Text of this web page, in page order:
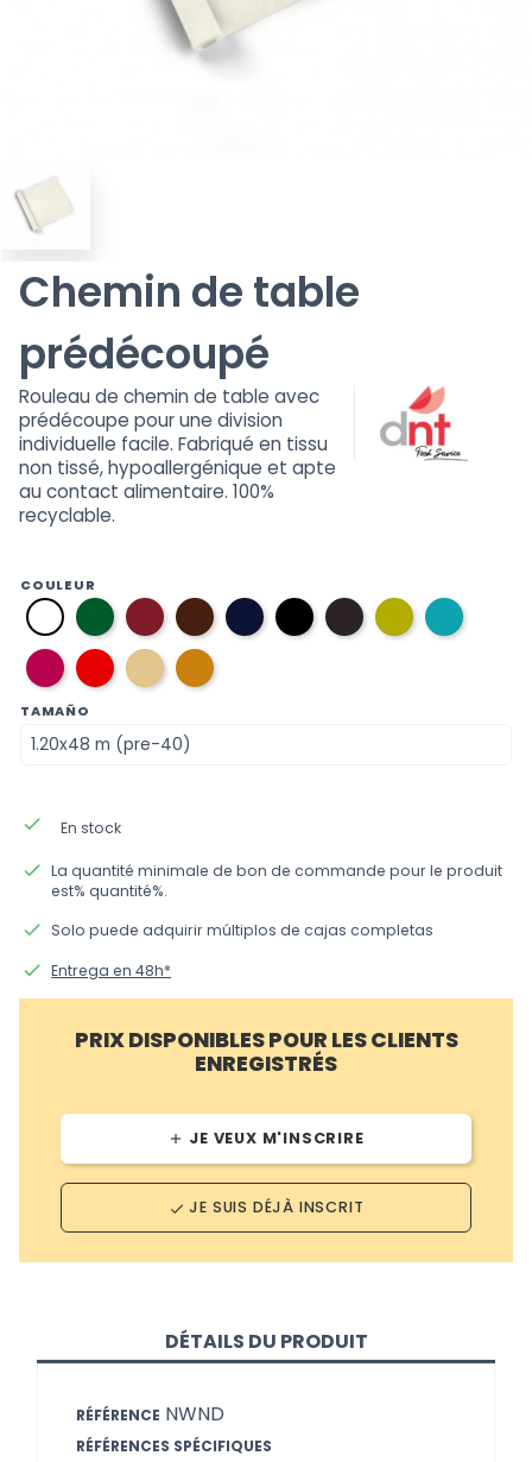
Chemin de table
prédécoupé
Rouleau de chemin de table avec
prédécoupe pour une division
individuelle facile. Fabriqué en tissu
non tissé, hypoallergénique et apte
au contact alimentaire. 100%
recyclable.
COULEUR
01
blanc
06
vert
anglais
10
bordeaux
03
marron
08
bleu
marine
12
noir
11
gris
foncé
37
vert
pistache
36
bleu
33
fuchsia
09
rouge
caramelbeige
TAMAÑO
done En stock
done La quantité minimale de bon de commande pour le produit
est% quantité%.
done Solo puede adquirir múltiplos de cajas completas
done Entrega en 48h*
PRIX DISPONIBLES POUR LES CLIENTS
ENREGISTRÉS
add JE VEUX M'INSCRIRE
done JE SUIS DÉJÀ INSCRIT
DÉTAILS DU PRODUIT
RÉFÉRENCE NWND
RÉFÉRENCES SPÉCIFIQUES